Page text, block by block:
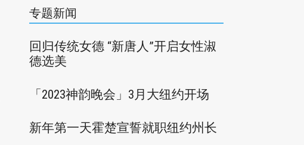
专题新闻
回归传统女德 “新唐人”开启女性淑
德选美
「2023神韵晚会」3月大纽约开场
新年第一天霍楚宣誓就职纽约州长